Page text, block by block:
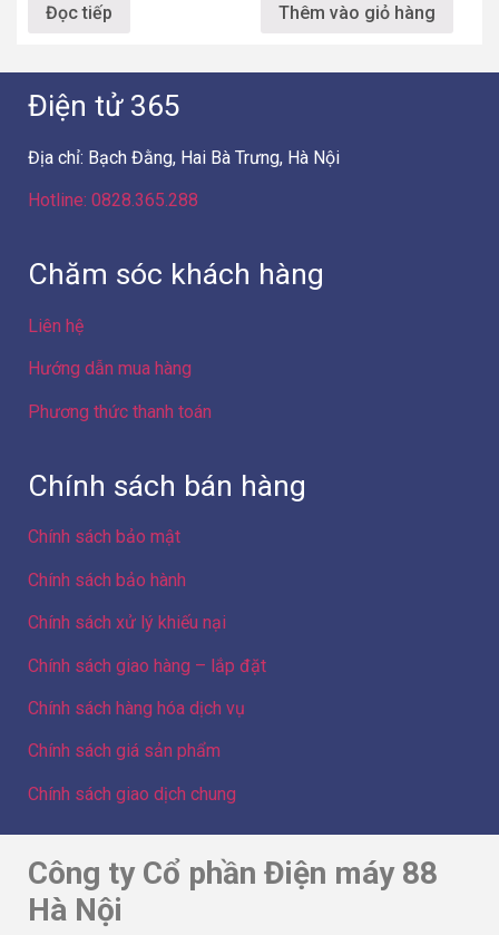
Đọc tiếp Thêm vào giỏ hàng
Điện tử 365
Địa chỉ: Bạch Đằng, Hai Bà Trưng, Hà Nội
Hotline: 0828.365.288
Chăm sóc khách hàng
Liên hệ
Hướng dẫn mua hàng
Phương thức thanh toán
Chính sách bán hàng
Chính sách bảo mật
Chính sách bảo hành
Chính sách xử lý khiếu nại
Chính sách giao hàng – lắp đặt
Chính sách hàng hóa dịch vụ
Chính sách giá sản phẩm
Chính sách giao dịch chung
Công ty Cổ phần Điện máy 88
Hà Nội